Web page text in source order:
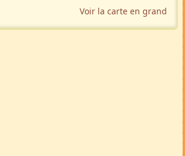
Voir la carte en grand